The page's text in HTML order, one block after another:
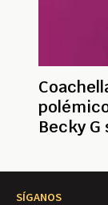
Becky
SÍGANOS